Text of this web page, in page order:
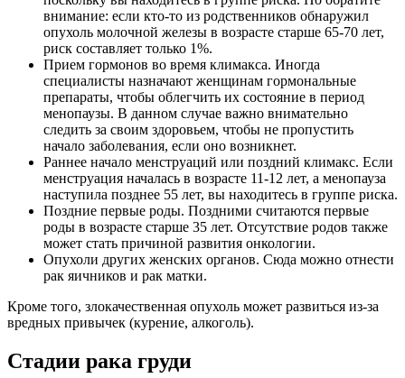
внимание: если кто-то из родственников обнаружил
опухоль молочной железы в возрасте старше 65-70 лет,
риск составляет только 1%.
Прием гормонов во время климакса. Иногда
специалисты назначают женщинам гормональные
препараты, чтобы облегчить их состояние в период
менопаузы. В данном случае важно внимательно
следить за своим здоровьем, чтобы не пропустить
начало заболевания, если оно возникнет.
Раннее начало менструаций или поздний климакс. Если
менструация началась в возрасте 11-12 лет, а менопауза
наступила позднее 55 лет, вы находитесь в группе риска.
Поздние первые роды. Поздними считаются первые
роды в возрасте старше 35 лет. Отсутствие родов также
может стать причиной развития онкологии.
Опухоли других женских органов. Сюда можно отнести
рак яичников и рак матки.
Кроме того, злокачественная опухоль может развиться из-за
вредных привычек (курение, алкоголь).
Стадии рака груди